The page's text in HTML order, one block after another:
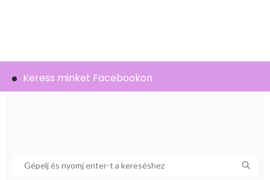
Keress minket Facebookon